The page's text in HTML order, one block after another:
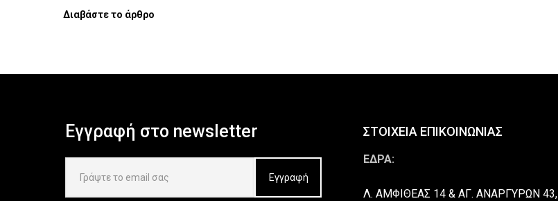
Διαβάστε το άρθρο
Εγγραφή στο newsletter ΣΤΟΙΧΕΙΑ ΕΠΙΚΟΙΝΩΝΙΑΣ
ΕΔΡΑ:
Λ. ΑΜΦΙΘΕΑΣ 14 & ΑΓ. ΑΝΑΡΓΥΡΩΝ 43,